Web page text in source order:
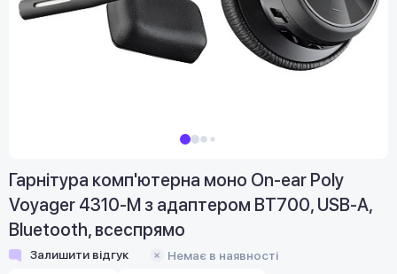
Гарнітура комп'ютерна моно On-ear Poly
Voyager 4310-M з адаптером BT700, USB-A,
Bluetooth, всеспрямо
Залишити відгук Немає в наявності